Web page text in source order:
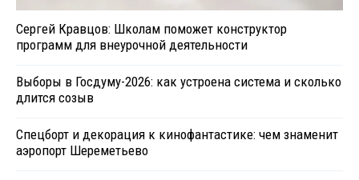
Сергей Кравцов: Школам поможет конструктор
программ для внеурочной деятельности
Выборы в Госдуму-2026: как устроена система и сколько
длится созыв
Спецборт и декорация к кинофантастике: чем знаменит
аэропорт Шереметьево